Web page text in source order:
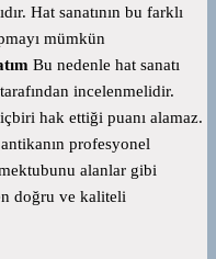
Hat sanatının bu farklı
mümkün
Bu nedenle hat sanatı
incelenmelidir.
hak ettiği puanı alamaz.
profesyonel
alanlar gibi
doğru ve kaliteli